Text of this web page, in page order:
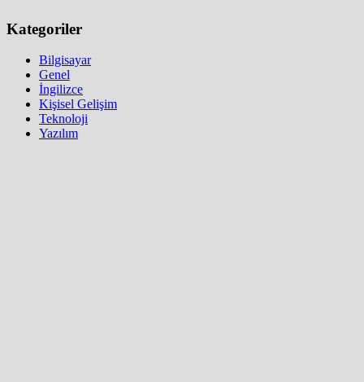
Kategoriler
Bilgisayar
Genel
İngilizce
Kişisel Gelişim
Teknoloji
Yazılım